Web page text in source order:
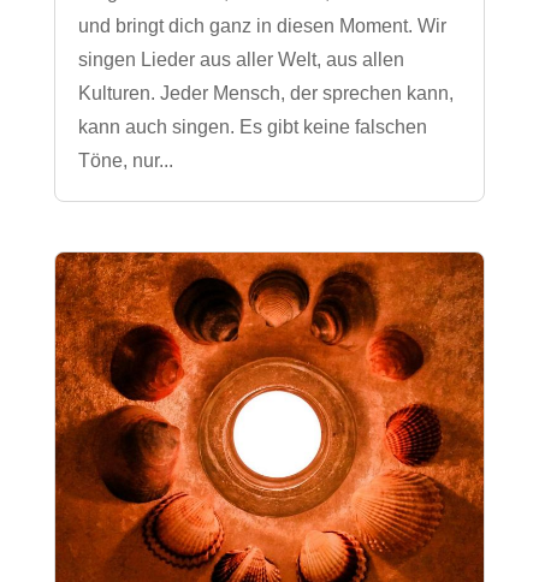
und bringt dich ganz in diesen Moment. Wir
singen Lieder aus aller Welt, aus allen
Kulturen. Jeder Mensch, der sprechen kann,
kann auch singen. Es gibt keine falschen
Töne, nur...